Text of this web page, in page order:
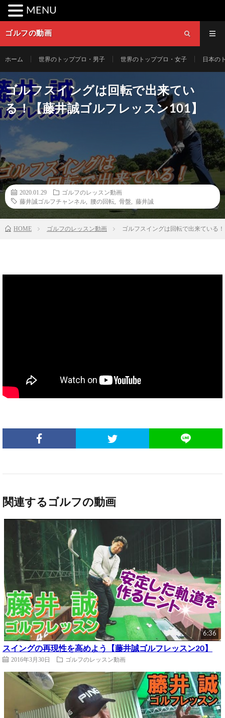
ゴルフの動画
ホーム 世界のトッププロ・男子 世界のトッププロ・女子 日本の
ゴルフスイングは回転で出来てい
る！【藤井誠ゴルフレッスン101】
2020.01.29
ゴルフのレッスン動画
藤井誠ゴルフチャンネル
腰の回転 骨盤 藤井誠
HOME ゴルフのレッスン動画 ゴルフスイングは回転で出来ている
関連するゴルフの動画
6:36
スイングの再現性を高めよう【藤井誠ゴルフレッスン20】
2016年3月30日 ゴルフのレッスン動画
MENU